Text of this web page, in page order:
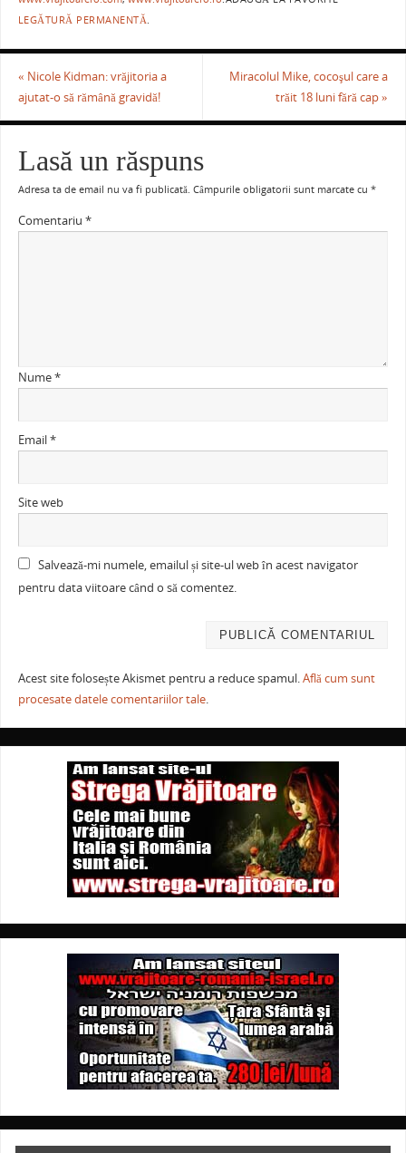
LEGĂTURĂ PERMANENTĂ.
« Nicole Kidman: vrăjitoria a
ajutat-o să rămână gravidă!
Miracolul Mike, cocoşul care a
trăit 18 luni fără cap»
Lasă un răspuns
Adresa ta de email nu va fi publicată. Câmpurile obligatorii sunt marcate cu *
Comentariu *
Nume*
Email*
Site web
Salvează-mi numele, emailul și site-ul web în acest navigator
pentru data viitoare când o să comentez.
Acest site folosește Akismet pentru a reduce spamul.Află cum sunt
procesate datele comentariilor tale.